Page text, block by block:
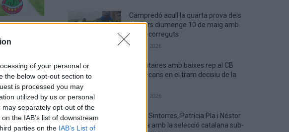
of your personal or
the below opt-out section to
is processed you may
utilized by us or personal
separately opt-out of the
the IAB’s list of downstream
parties on the IAB’s List of
Josep
0
Campredó acull la quarta prova dels
Argilers diumenge 10 de maig amb
dos recorreguts
maig 9, 2026
El Cantaires amb baixes rep al CB
Viladecans en el tram decisiu de la
maig 9, 2026
Paula Sintorres, Patrícia Pla i Néstor
Altaba amb la selecció catalana sub-